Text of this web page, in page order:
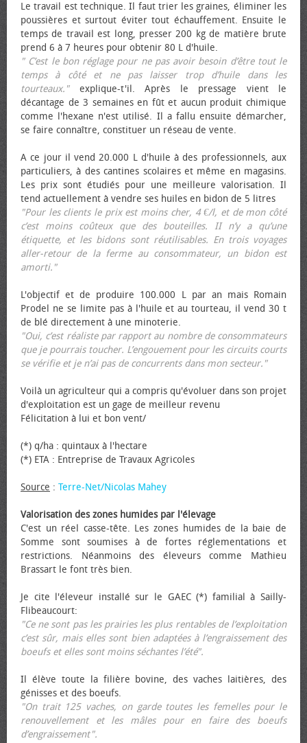
Le travail est technique. Il faut trier les graines, éliminer les
poussières et surtout éviter tout échauffement. Ensuite le
temps de travail est long, presser 200 kg de matière brute
prend 6 à 7 heures pour obtenir 80 L d'huile.
" C’est le bon réglage pour ne pas avoir besoin d’être tout le
temps à côté et ne pas laisser trop d’huile dans les
tourteaux."explique-t'il. Après le pressage vient le
décantage de 3 semaines en fût et aucun produit chimique
comme l'hexane n'est utilisé. Il a fallu ensuite démarcher,
se faire connaître, constituer un réseau de vente.
A ce jour il vend 20.000 L d'huile à des professionnels, aux
particuliers, à des cantines scolaires et même en magasins.
Les prix sont étudiés pour une meilleure valorisation. Il
tend actuellement à vendre ses huiles en bidon de 5 litres
"Pour les clients le prix est moins cher, 4 €/l, et de mon côté
c’est moins coûteux que des bouteilles. II n’y a qu’une
étiquette, et les bidons sont réutilisables. En trois voyages
aller-retour de la ferme au consommateur, un bidon est
amorti."
L'objectif et de produire 100.000 L par an mais Romain
Prodel ne se limite pas à l'huile et au tourteau, il vend 30 t
de blé directement à une minoterie.
"Oui, c’est réaliste par rapport au nombre de consommateurs
que je pourrais toucher. L’engouement pour les circuits courts
se vérifie et je n’ai pas de concurrents dans mon secteur."
Voilà un agriculteur qui a compris qu'évoluer dans son projet
d'exploitation est un gage de meilleur revenu
Félicitation à lui et bon vent/
(*) q/ha : quintaux à l'hectare
(*) ETA : Entreprise de Travaux Agricoles
Source : Terre-Net/Nicolas Mahey
Valorisation des zones humides par l'élevage
C'est un réel casse-tête. Les zones humides de la baie de
Somme sont soumises à de fortes réglementations et
restrictions. Néanmoins des éleveurs comme Mathieu
Brassart le font très bien.
Je cite l'éleveur installé sur le GAEC (*) familial à Sailly-
Flibeaucourt:
"Ce ne sont pas les prairies les plus rentables de l’exploitation
c’est sûr, mais elles sont bien adaptées à l’engraissement des
bœufs et elles sont moins séchantes l’été".
Il élève toute la filière bovine, des vaches laitières, des
génisses et des bœufs.
"On trait 125 vaches, on garde toutes les femelles pour le
renouvellement et les mâles pour en faire des bœufs
d’engraissement".